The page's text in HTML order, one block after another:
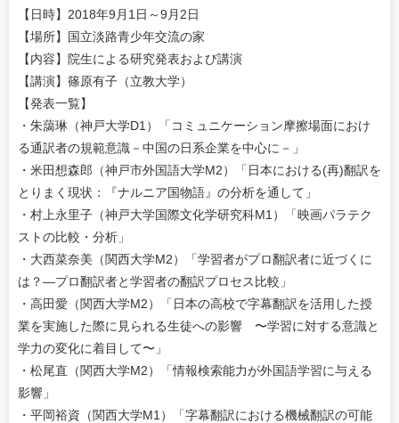
【日時】2018年9月1日～9月2日
【場所】国立淡路青少年交流の家
【内容】院生による研究発表および講演
【講演】篠原有子（立教大学）
【発表一覧】
・朱藹琳（神戸大学D1）「コミュニケーション摩擦場面におけ
る通訳者の規範意識－中国の日系企業を中心に－」
・米田想森郎（神戸市外国語大学M2）「日本における(再)翻訳を
とりまく現状：『ナルニア国物語』の分析を通して」
・村上永里子（神戸大学国際文化学研究科M1）「映画パラテク
ストの比較・分析」
・大西菜奈美（関西大学M2）「学習者がプロ翻訳者に近づくに
は？―プロ翻訳者と学習者の翻訳プロセス比較」
・高田愛（関西大学M2）「日本の高校で字幕翻訳を活用した授
業を実施した際に見られる生徒への影響 〜学習に対する意識と
学力の変化に着目して〜」
・松尾直（関西大学M2）「情報検索能力が外国語学習に与える
影響」
・平岡裕資（関西大学M1）「字幕翻訳における機械翻訳の可能